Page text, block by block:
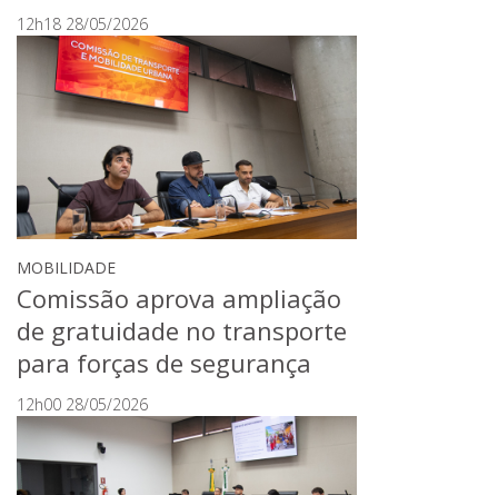
12h18 28/05/2026
MOBILIDADE
Comissão aprova ampliação
de gratuidade no transporte
para forças de segurança
12h00 28/05/2026